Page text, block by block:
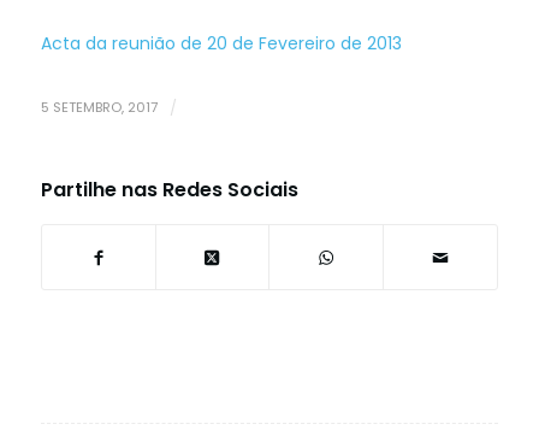
Acta da reunião de 20 de Fevereiro de 2013
5 SETEMBRO, 2017 /
Partilhe nas Redes Sociais